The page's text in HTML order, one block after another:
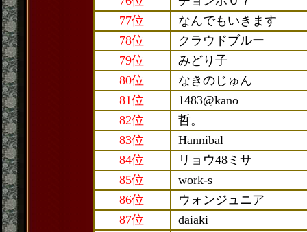
77位
なんでもいきます
78位
クラウドブルー
79位
みどり子
80位
なきのじゅん
81位
1483@kano
82位
哲。
83位
Hannibal
84位
リョウ48ミサ
85位
work-s
86位
ウォンジュニア
87位
daiaki